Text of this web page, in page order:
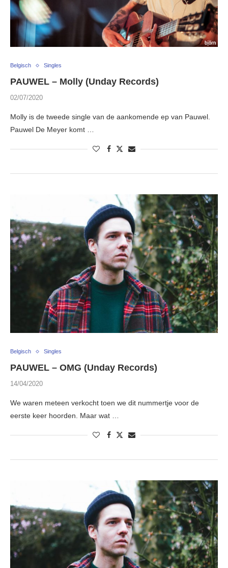
Belgisch Singles
PAUWEL – Molly (Unday Records)
02/07/2020
Molly is de tweede single van de aankomende ep van Pauwel.
Pauwel De Meyer komt …
Belgisch Singles
PAUWEL – OMG (Unday Records)
14/04/2020
We waren meteen verkocht toen we dit nummertje voor de
eerste keer hoorden. Maar wat …